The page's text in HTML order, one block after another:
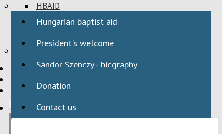
HBAID
DOMESTIC PROGRAMS
HBAID
INTERNATIONAL PROGRAMS
Hungarian baptist aid
President's welcome
Sándor Szenczy - biography
Donation
Contact us